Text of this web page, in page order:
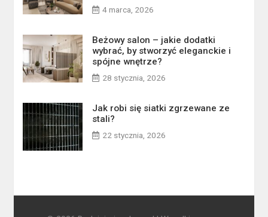
4 marca, 2026
Beżowy salon – jakie dodatki
wybrać, by stworzyć eleganckie i
spójne wnętrze?
28 stycznia, 2026
Jak robi się siatki zgrzewane ze
stali?
22 stycznia, 2026